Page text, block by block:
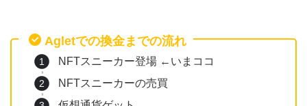
Agletでの換金までの流れ
NFTスニーカー登場 ←いまココ
NFTスニーカーの売買